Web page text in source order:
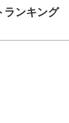
ランキング